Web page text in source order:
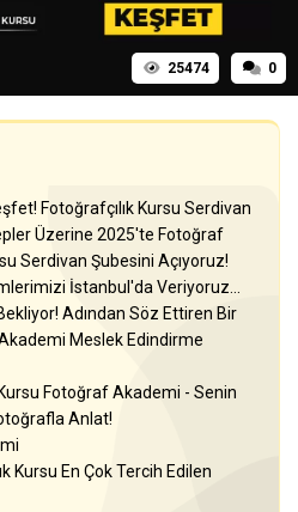
25474 0
Fotoğrafçılık Kursu Serdivan
Üzerine 2025'te Fotoğraf
Serdivan Şubesini Açıyoruz!
İstanbul'da Veriyoruz...
Adından Söz Ettiren Bir
Meslek Edindirme
Fotoğraf Akademi - Senin
Anlat!
Kursu En Çok Tercih Edilen